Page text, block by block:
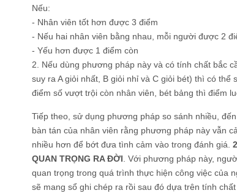
Nếu:
- Nhân viên tốt hơn được 3 điểm
- Nếu hai nhân viên bằng nhau, mỗi người được 2
- Yếu hơn được 1 điểm còn
2. Nếu dùng phương pháp này và có tính chất bắc
suy ra A giỏi nhất, B giỏi nhỉ và C giỏi bét) thì có
điểm số vượt trội còn nhân viên, bét bảng thì điểm
Tiếp theo, sử dụng phương pháp so sánh nhiều,
bàn tán của nhân viên rằng phương pháp này vẫn
nhiều hơn để bớt đưa tình cảm vào trong đánh giá.
QUAN TRỌNG RA ĐỜI. Với phương pháp này,
quan trọng trong quá trình thực hiện công việc của
sẽ mang sổ ghi chép ra rồi sau đó dựa trên tính